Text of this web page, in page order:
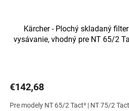
Kärcher - Plochý skladaný
vysávanie, vhodný pre NT 65/2
€142,68
Pre modely NT 65/2 Tact² | NT 75/2